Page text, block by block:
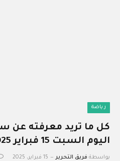
رياضة
كل ما تريد معرفته عن
اليوم السبت 15 فبراير 2025
بواسطة فريق التحرير 15 فبراير، 2025